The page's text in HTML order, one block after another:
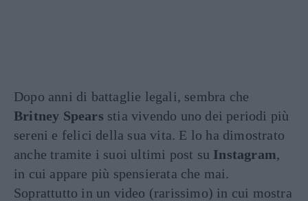
Dopo anni di battaglie legali, sembra che
Britney Spears stia vivendo uno dei periodi più
sereni e felici della sua vita. E lo ha dimostrato
anche tramite i suoi ultimi post su Instagram,
in cui appare più spensierata che mai.
Soprattutto in un video (rarissimo) in cui mostra